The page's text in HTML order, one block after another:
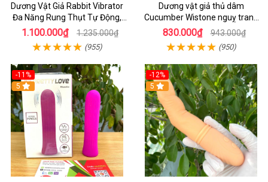
Dương Vật Giả Rabbit Vibrator
Đa Năng Rung Thụt Tự Động,
Phát Nhiệt Ấm Nóng Kích Thích
1.100.000₫ 1.235.000₫
(955)
Dương vật giả thủ dâm
Cucumber Wistone nguỵ trang
hình quả dưa Leo
830.000₫ 943.000₫
(950)
-11%
5
-12%
5